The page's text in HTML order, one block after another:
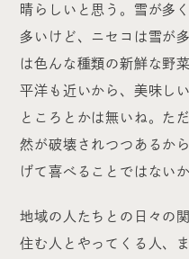
晴らしいと思う。雪が多
多いけど、ニセコは雪が
は色んな種類の新鮮な野
平洋も近いから、美味し
ところとかは無いね。た
然が破壊されつつあるか
げて喜べることではないか
地域の人たちとの日々の
住む人とやってくる人、